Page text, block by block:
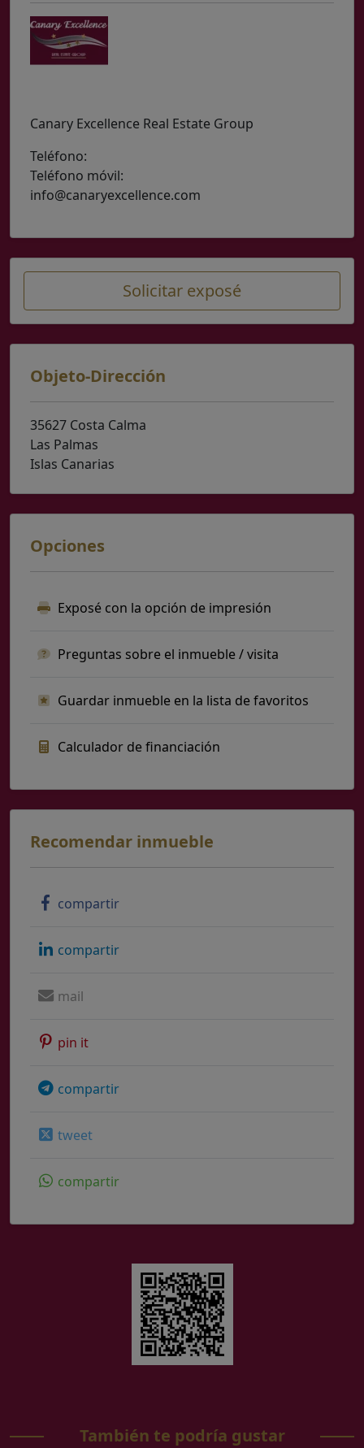
Canary Excellence Real Estate Group
Teléfono:
Teléfono móvil:
info@canaryexcellence.com
Solicitar exposé
Objeto-Dirección
35627 Costa Calma
Las Palmas
Islas Canarias
Opciones
Exposé con la opción de impresión
Preguntas sobre el inmueble / visita
Guardar inmueble en la lista de favoritos
Calculador de financiación
Recomendar inmueble
compartir
compartir
mail
pin it
compartir
tweet
compartir
También te podría gustar